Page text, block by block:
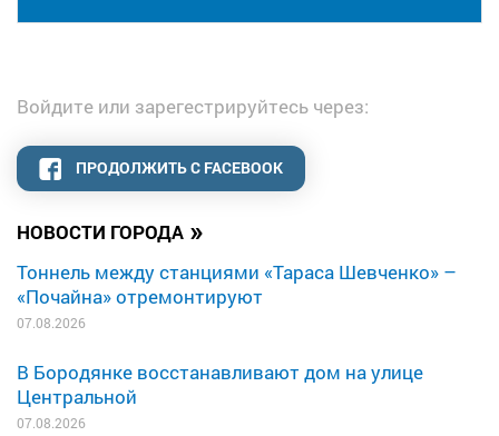
НОВОСТИ ГОРОДА »
Тоннель между станциями «Тараса Шевченко» –
«Почайна» отремонтируют
07.08.2026
В Бородянке восстанавливают дом на улице
Центральной
07.08.2026
Войдите или зарегестрируйтесь через:
ПРОДОЛЖИТЬ С FACEBOOK